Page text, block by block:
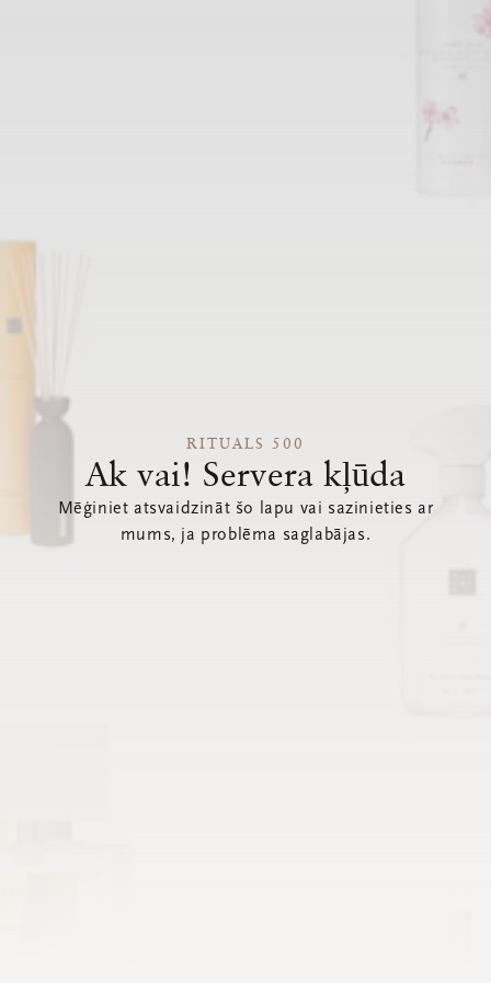
RITUALS 500
Ak vai! Servera kļūda
Mēģiniet atsvaidzināt šo lapu vai sazinieties ar
mums, ja problēma saglabājas.